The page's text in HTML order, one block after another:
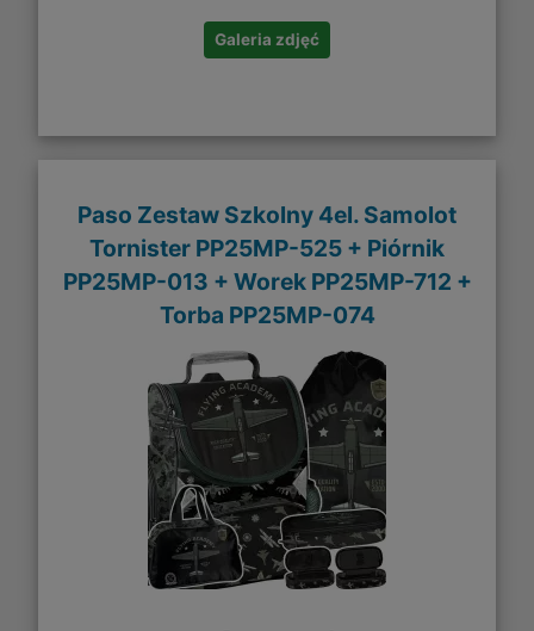
Galeria zdjęć
Paso Zestaw Szkolny 4el. Samolot
Tornister PP25MP-525 + Piórnik
PP25MP-013 + Worek PP25MP-712 +
Torba PP25MP-074